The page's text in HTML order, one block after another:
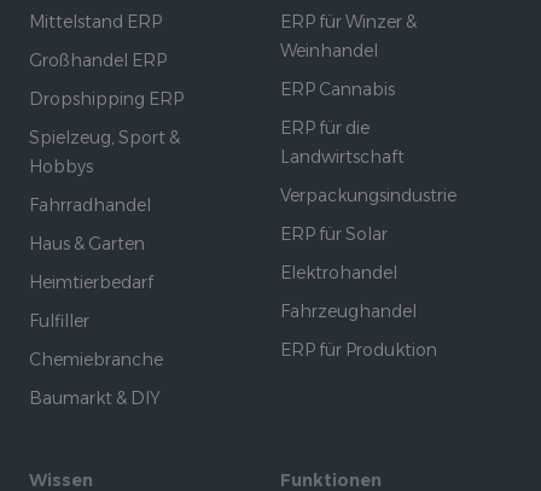
Mittelstand ERP
Großhandel ERP
Dropshipping ERP
Spielzeug, Sport &
Hobbys
Fahrradhandel
Haus & Garten
Heimtierbedarf
Fulfiller
Chemiebranche
Baumarkt & DIY
ERP für Winzer &
Weinhandel
ERP Cannabis
ERP für die
Landwirtschaft
Verpackungsindustrie
ERP für Solar
Elektrohandel
Fahrzeughandel
ERP für Produktion
Wissen
Funktionen